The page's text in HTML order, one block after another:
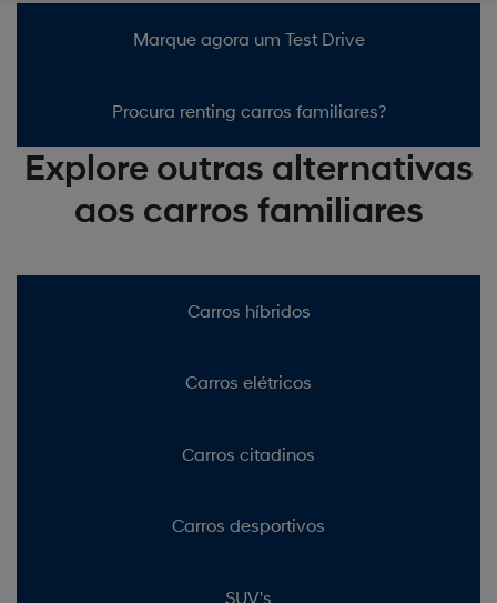
Marque agora um Test Drive
Procura renting carros familiares?
Explore outras alternativas
aos carros familiares
Carros híbridos
Carros elétricos
Carros citadinos
Carros desportivos
SUV's